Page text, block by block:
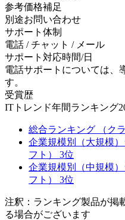
参考価格補足
別途お問い合わせ
サポート体制
電話 / チャット / メール
サポート対応時間/日
電話サポートについては、
す。
受賞歴
ITトレンド年間ランキング
総合ランキング （ク
企業規模別（大規模
フト） 3位
企業規模別（中規模
フト） 3位
注釈：ランキング製品が掲
る場合がございます